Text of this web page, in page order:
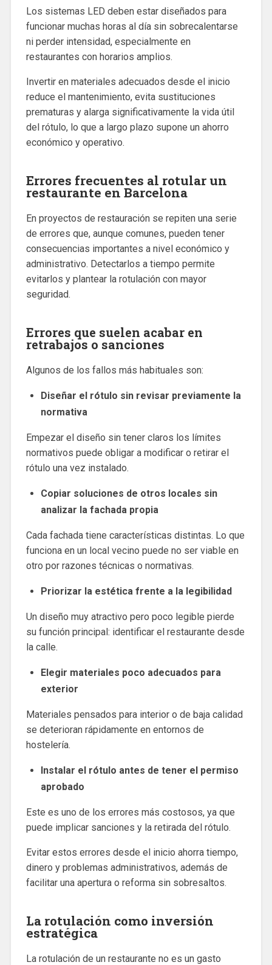
Los sistemas LED deben estar diseñados para
funcionar muchas horas al día sin sobrecalentarse
ni perder intensidad, especialmente en
restaurantes con horarios amplios.
Invertir en materiales adecuados desde el inicio
reduce el mantenimiento, evita sustituciones
prematuras y alarga significativamente la vida útil
del rótulo, lo que a largo plazo supone un ahorro
económico y operativo.
Errores frecuentes al rotular un
restaurante en Barcelona
En proyectos de restauración se repiten una serie
de errores que, aunque comunes, pueden tener
consecuencias importantes a nivel económico y
administrativo. Detectarlos a tiempo permite
evitarlos y plantear la rotulación con mayor
seguridad.
Errores que suelen acabar en
retrabajos o sanciones
Algunos de los fallos más habituales son:
Diseñar el rótulo sin revisar previamente la
normativa
Empezar el diseño sin tener claros los límites
normativos puede obligar a modificar o retirar el
rótulo una vez instalado.
Copiar soluciones de otros locales sin
analizar la fachada propia
Cada fachada tiene características distintas. Lo que
funciona en un local vecino puede no ser viable en
otro por razones técnicas o normativas.
Priorizar la estética frente a la legibilidad
Un diseño muy atractivo pero poco legible pierde
su función principal: identificar el restaurante desde
la calle.
Elegir materiales poco adecuados para
exterior
Materiales pensados para interior o de baja calidad
se deterioran rápidamente en entornos de
hostelería.
Instalar el rótulo antes de tener el permiso
aprobado
Este es uno de los errores más costosos, ya que
puede implicar sanciones y la retirada del rótulo.
Evitar estos errores desde el inicio ahorra tiempo,
dinero y problemas administrativos, además de
facilitar una apertura o reforma sin sobresaltos.
La rotulación como inversión
estratégica
La rotulación de un restaurante no es un gasto